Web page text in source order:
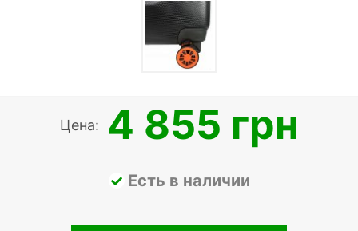
Цена: 4 855 грн
Есть в наличии